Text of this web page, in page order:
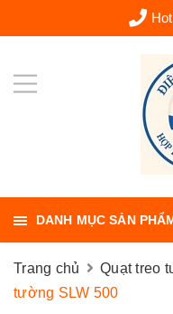
DANH MỤC SẢN
Trang chủ Quạt treo
tường SLW 500